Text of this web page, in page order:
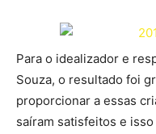
Para o idealizador e
Souza, o resultado foi
proporcionar a essas
saíram satisfeitos e